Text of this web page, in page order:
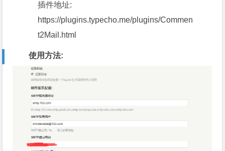
插件地址:
https://plugins.typecho.me/plugins/Commen
t2Mail.html
使用方法: